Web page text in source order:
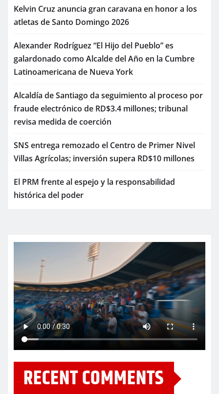
Kelvin Cruz anuncia gran caravana en honor a los
atletas de Santo Domingo 2026
Alexander Rodríguez “El Hijo del Pueblo” es
galardonado como Alcalde del Año en la Cumbre
Latinoamericana de Nueva York
Alcaldía de Santiago da seguimiento al proceso por
fraude electrónico de RD$3.4 millones; tribunal
revisa medida de coerción
SNS entrega remozado el Centro de Primer Nivel
Villas Agrícolas; inversión supera RD$10 millones
El PRM frente al espejo y la responsabilidad
histórica del poder
RECENT COMMENTS